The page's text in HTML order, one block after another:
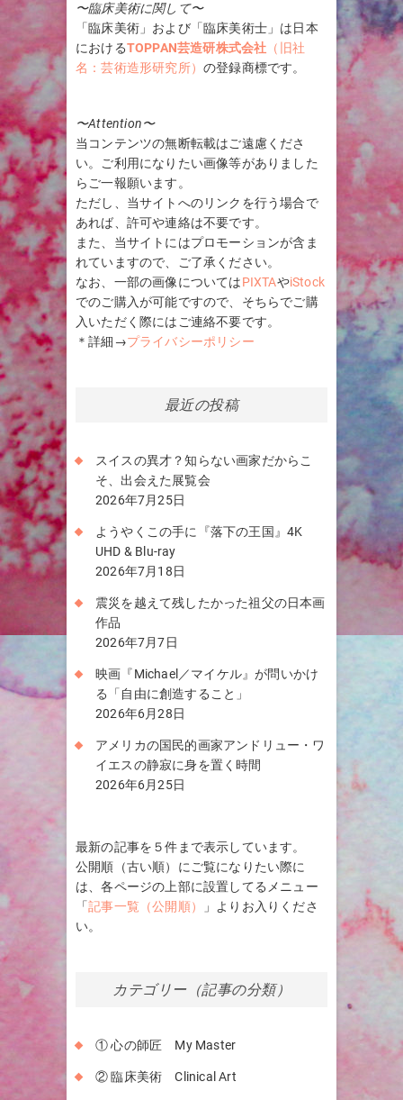
〜臨床美術に関して〜
「臨床美術」および「臨床美術士」は日本
におけるTOPPAN芸造研株式会社 （旧社
名：芸術造形研究所） の登録商標です。
〜Attention〜
当コンテンツの無断転載はご遠慮くださ
い。ご利用になりたい画像等がありました
らご一報願います。
ただし、当サイトへのリンクを行う場合で
あれば、許可や連絡は不要です。
また、当サイトにはプロモーションが含ま
れていますので、ご了承ください。
なお、一部の画像についてはPIXTAやiStock
でのご購入が可能ですので、そちらでご購
入いただく際にはご連絡不要です。
＊詳細→プライバシーポリシー
最近の投稿
スイスの異才？知らない画家だからこ
そ、出会えた展覧会
2026年7月25日
ようやくこの手に『落下の王国』4K
UHD & Blu-ray
2026年7月18日
震災を越えて残したかった祖父の日本画
作品
2026年7月7日
映画『Michael／マイケル』が問いかけ
る「自由に創造すること」
2026年6月28日
アメリカの国民的画家アンドリュー・ワ
イエスの静寂に身を置く時間
2026年6月25日
最新の記事を５件まで表示しています。
公開順（古い順）にご覧になりたい際に
は、各ページの上部に設置してるメニュー
「記事一覧（公開順）
」よりお入りくださ
い。
カテゴリー（記事の分類）
① 心の師匠 My Master
② 臨床美術 Clinical Art